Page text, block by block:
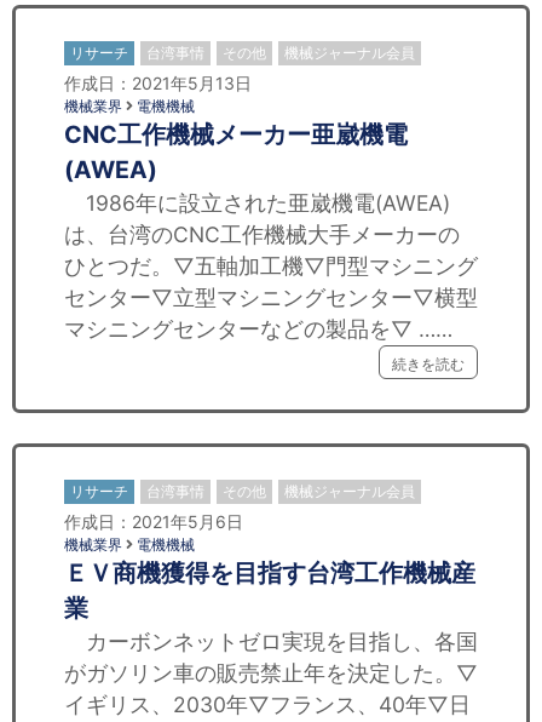
リサーチ 台湾事情 その他 機械ジャーナル会員
作成日：2021年5月13日
機械業界 電機機械
CNC工作機械メーカー亜崴機電
(AWEA)
1986年に設立された亜崴機電(AWEA)
は、台湾のCNC工作機械大手メーカーの
ひとつだ。▽五軸加工機▽門型マシニング
センター▽立型マシニングセンター▽横型
マシニングセンターなどの製品を▽ ……
続きを読む
リサーチ 台湾事情 その他 機械ジャーナル会員
作成日：2021年5月6日
機械業界 電機機械
ＥＶ商機獲得を目指す台湾工作機械産
業
カーボンネットゼロ実現を目指し、各国
がガソリン車の販売禁止年を決定した。▽
イギリス、2030年▽フランス、40年▽日